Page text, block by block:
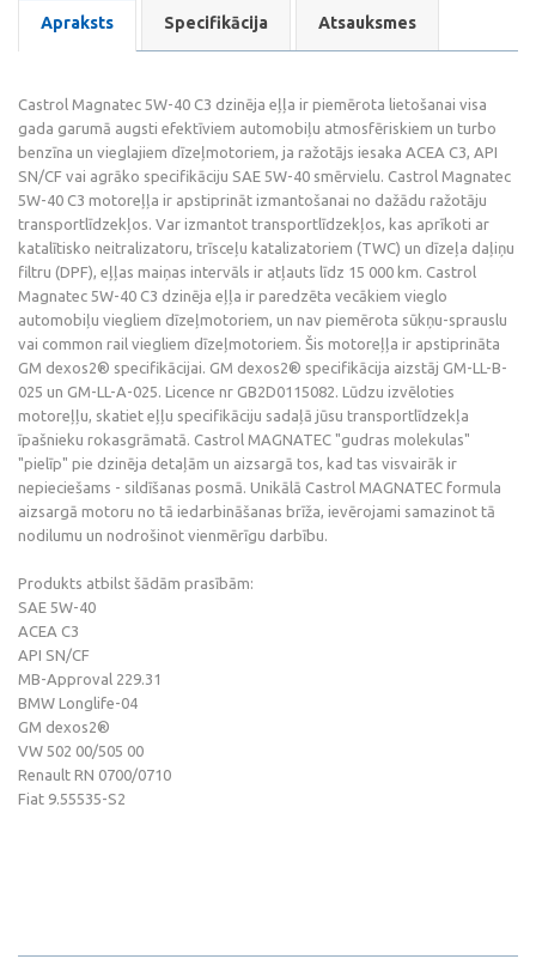
Apraksts Specifikācija Atsauksmes
Castrol Magnatec 5W-40 C3 dzinēja eļļa ir piemērota lietošanai visa
gada garumā augsti efektīviem automobiļu atmosfēriskiem un turbo
benzīna un vieglajiem dīzeļmotoriem, ja ražotājs iesaka ACEA C3, API
SN/CF vai agrāko specifikāciju SAE 5W-40 smērvielu. Castrol Magnatec
5W-40 C3 motoreļļa ir apstiprināt izmantošanai no dažādu ražotāju
transportlīdzekļos. Var izmantot transportlīdzekļos, kas aprīkoti ar
katalītisko neitralizatoru, trīsceļu katalizatoriem (TWC) un dīzeļa daļiņu
filtru (DPF), eļļas maiņas intervāls ir atļauts līdz 15 000 km. Castrol
Magnatec 5W-40 C3 dzinēja eļļa ir paredzēta vecākiem vieglo
automobiļu viegliem dīzeļmotoriem, un nav piemērota sūkņu-sprauslu
vai common rail viegliem dīzeļmotoriem. Šis motoreļļa ir apstiprināta
GM dexos2® specifikācijai. GM dexos2® specifikācija aizstāj GM-LL-B-
025 un GM-LL-A-025. Licence nr GB2D0115082. Lūdzu izvēloties
motoreļļu, skatiet eļļu specifikāciju sadaļā jūsu transportlīdzekļa
īpašnieku rokasgrāmatā. Castrol MAGNATEC "gudras molekulas"
"pielīp" pie dzinēja detaļām un aizsargā tos, kad tas visvairāk ir
nepieciešams - sildīšanas posmā. Unikālā Castrol MAGNATEC formula
aizsargā motoru no tā iedarbināšanas brīža, ievērojami samazinot tā
nodilumu un nodrošinot vienmērīgu darbību.
Produkts atbilst šādām prasībām:
SAE 5W-40
ACEA C3
API SN/CF
MB-Approval 229.31
BMW Longlife-04
GM dexos2®
VW 502 00/505 00
Renault RN 0700/0710
Fiat 9.55535-S2